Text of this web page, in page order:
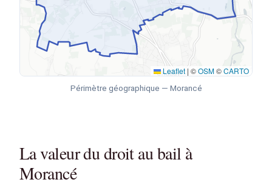
Leaflet | ©OSM©CARTO
Périmètre géographique — Morancé
La valeur du droit au bail à
Morancé